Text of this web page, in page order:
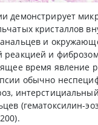
демонстрирует
кристаллов
и
реакцией и
время явление
обычно
(гематоксилин-
200).